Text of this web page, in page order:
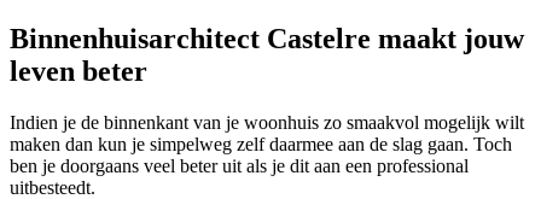
Binnenhuisarchitect Castelre maakt jouw
leven beter
Indien je de binnenkant van je woonhuis zo smaakvol mogelijk wilt
maken dan kun je simpelweg zelf daarmee aan de slag gaan. Toch
ben je doorgaans veel beter uit als je dit aan een professional
uitbesteedt.